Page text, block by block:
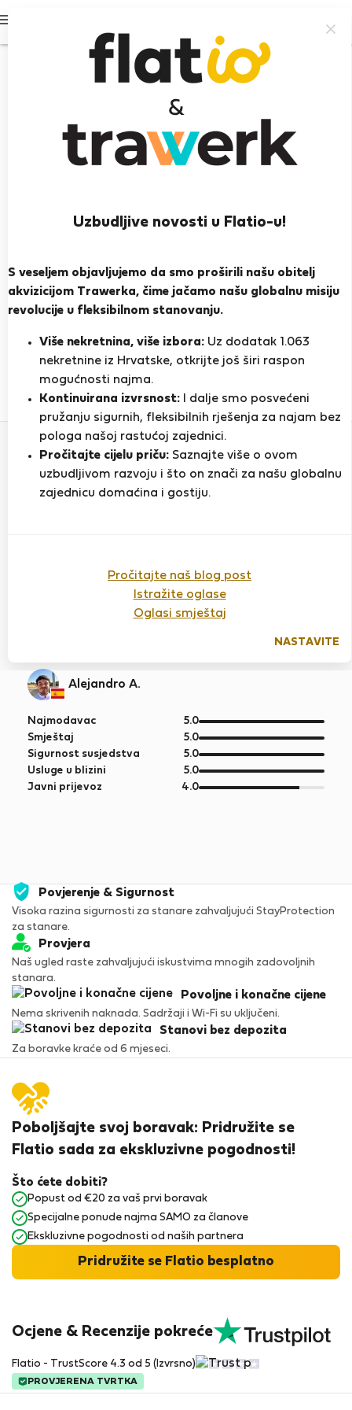
Uzbudljive novosti u Flatio-u!
S veseljem objavljujemo da smo proširili našu obitelj
akvizicijom Trawerka, čime jačamo našu globalnu misiju
revolucije u fleksibilnom stanovanju.
Više nekretnina, više izbora: Uz dodatak 1.063
nekretnine iz Hrvatske, otkrijte još širi raspon
mogućnosti najma.
Kontinuirana izvrsnost: I dalje smo posvećeni
pružanju sigurnih, fleksibilnih rješenja za najam bez
pologa našoj rastućoj zajednici.
Pročitajte cijelu priču: Saznajte više o ovom
uzbudljivom razvoju i što on znači za našu globalnu
zajednicu domaćina i gostiju.
Pročitajte naš blog post
Istražite oglase
Oglasi smještaj
NASTAVITE
Split, Kaštel Gomilica, Čista Mala, Kaštel Lukšić,
Drvenik Veliki
PRIKAŽI ŽIVOTOPIS
Ocjena
Ocijenjeno:04.03.2026 Duljina boravka:
mjeseci
Alejandro A.
Najmodavac 5.0od
5
Smještaj 5.0od
5
Sigurnost susjedstva 5.0od
5
Usluge u blizini 5.0od
5
Javni prijevoz 4.0od
Povjerenje & Sigurnost
Visoka razina sigurnosti za stanare zahvaljujući StayProtection
za stanare.
Provjera
Naš ugled raste zahvaljujući iskustvima mnogih zadovoljnih
stanara.
Povoljne i konačne cijene
Nema skrivenih naknada. Sadržaji i Wi-Fi su uključeni.
Stanovi bez depozita
Za boravke kraće od 6 mjeseci.
Ocjene & Recenzije pokreće
Flatio - TrustScore 4.3 od 5 (Izvrsno)
PROVJERENA TVRTKA
Poboljšajte svoj boravak: Pridružite se
Flatio sada za ekskluzivne pogodnosti!
Što ćete dobiti?
Popust od €20 za vaš prvi boravak
Specijalne ponude najma SAMO za članove
Ekskluzivne pogodnosti od naših partnera
Pridružite se Flatio besplatno